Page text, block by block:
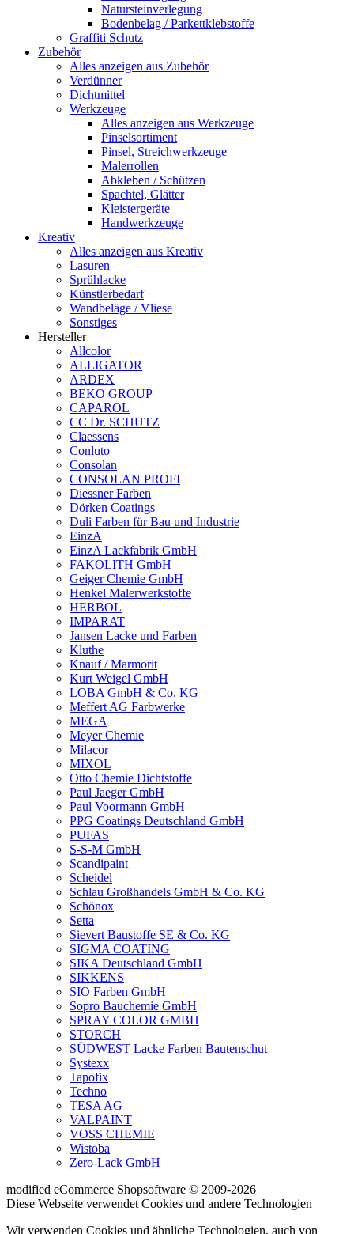
Natursteinverlegung
Bodenbelag / Parkettklebstoffe
Graffiti Schutz
Zubehör
Alles anzeigen aus Zubehör
Verdünner
Dichtmittel
Werkzeuge
Alles anzeigen aus Werkzeuge
Pinselsortiment
Pinsel, Streichwerkzeuge
Malerrollen
Abkleben / Schützen
Spachtel, Glätter
Kleistergeräte
Handwerkzeuge
Kreativ
Alles anzeigen aus Kreativ
Lasuren
Sprühlacke
Künstlerbedarf
Wandbeläge / Vliese
Sonstiges
Hersteller
Allcolor
ALLIGATOR
ARDEX
BEKO GROUP
CAPAROL
CC Dr. SCHUTZ
Claessens
Conluto
Consolan
CONSOLAN PROFI
Diessner Farben
Dörken Coatings
Duli Farben für Bau und Industrie
EinzA
EinzA Lackfabrik GmbH
FAKOLITH GmbH
Geiger Chemie GmbH
Henkel Malerwerkstoffe
HERBOL
IMPARAT
Jansen Lacke und Farben
Kluthe
Knauf / Marmorit
Kurt Weigel GmbH
LOBA GmbH & Co. KG
Meffert AG Farbwerke
MEGA
Meyer Chemie
Milacor
MIXOL
Otto Chemie Dichtstoffe
Paul Jaeger GmbH
Paul Voormann GmbH
PPG Coatings Deutschland GmbH
PUFAS
S-S-M GmbH
Scandipaint
Scheidel
Schlau Großhandels GmbH & Co. KG
Schönox
Setta
Sievert Baustoffe SE & Co. KG
SIGMA COATING
SIKA Deutschland GmbH
SIKKENS
SIO Farben GmbH
Sopro Bauchemie GmbH
SPRAY COLOR GMBH
STORCH
SÜDWEST Lacke Farben Bautenschut
Systexx
Tapofix
Techno
TESA AG
VALPAINT
VOSS CHEMIE
Wistoba
Zero-Lack GmbH
modified eCommerce Shopsoftware © 2009-2026
Diese Webseite verwendet Cookies und andere Technologien
Wir verwenden Cookies und ähnliche Technologien, auch von